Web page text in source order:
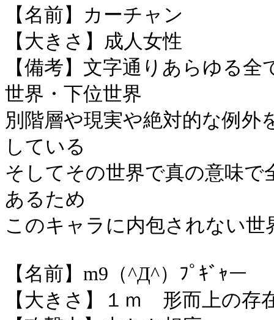
【名前】カーチャン
【大きさ】成人女性
【備考】文字通りあらゆる
世界・下位世界
別階層や現実や絶対的な例外
している
そしてその世界で真の意味で
あるため
このキャラに内包されない世
【名前】m9（^Д^）ﾌﾟｷﾞｬー
【大きさ】１ｍ 形而上の存